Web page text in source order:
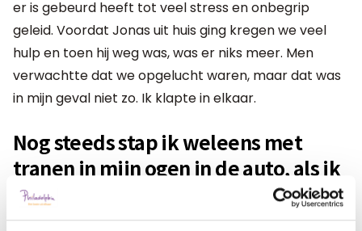
er is gebeurd heeft tot veel stress en onbegrip
geleid. Voordat Jonas uit huis ging kregen we veel
hulp en toen hij weg was, was er niks meer. Men
verwachtte dat we opgelucht waren, maar dat was
in mijn geval niet zo. Ik klapte in elkaar.
Nog steeds stap ik weleens met
tranen in mijn ogen in de auto, als ik
bij Jonas ben geweest